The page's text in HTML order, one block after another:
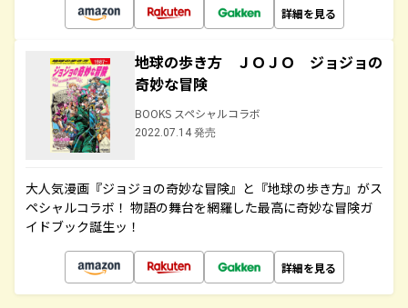
詳細を見る
地球の歩き方 ＪＯＪＯ ジョジョの
奇妙な冒険
BOOKS スペシャルコラボ
2022.07.14 発売
大人気漫画『ジョジョの奇妙な冒険』と『地球の歩き方』がス
ペシャルコラボ！ 物語の舞台を網羅した最高に奇妙な冒険ガ
イドブック誕生ッ！
詳細を見る